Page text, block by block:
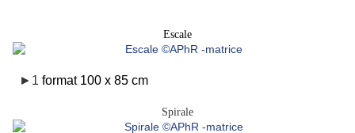
Escale
►1 format 100 x 85 cm
Spirale